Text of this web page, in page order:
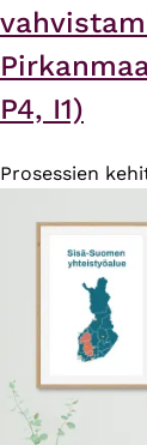
P4, I1)
Prosessien